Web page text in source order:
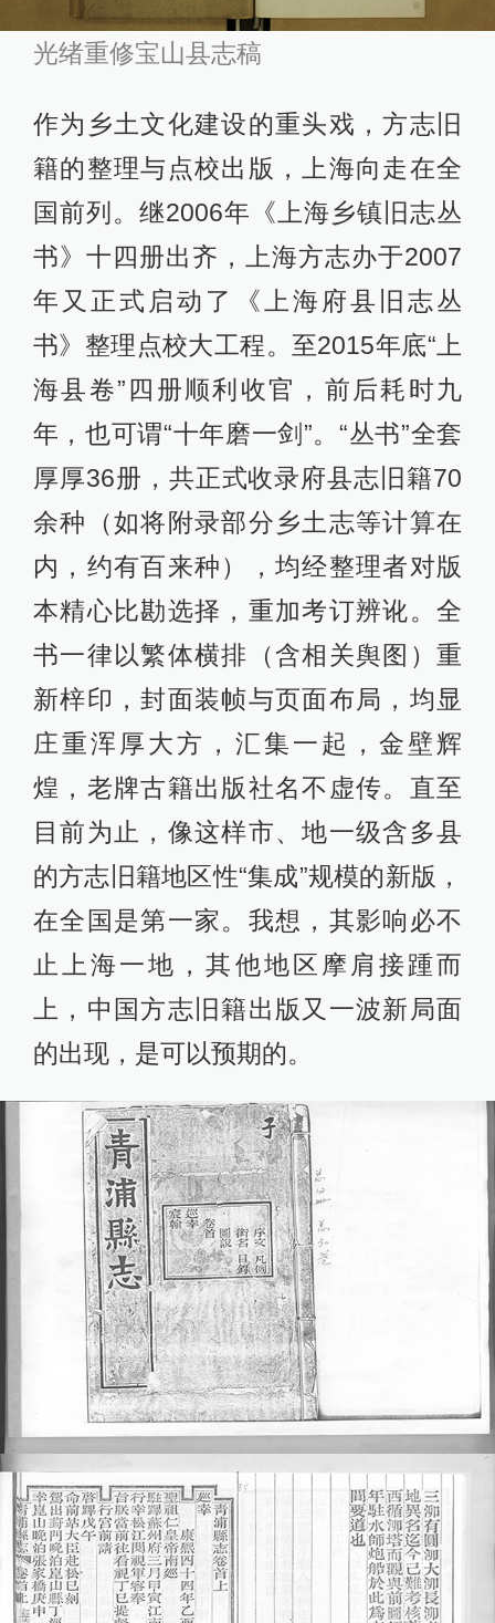
光绪重修宝山县志稿
作为乡土文化建设的重头戏，方志旧
籍的整理与点校出版，上海向走在全
国前列。继2006年《上海乡镇旧志丛
书》十四册出齐，上海方志办于2007
年又正式启动了《上海府县旧志丛
书》整理点校大工程。至2015年底“上
海县卷”四册顺利收官，前后耗时九
年，也可谓“十年磨一剑”。“丛书”全套
厚厚36册，共正式收录府县志旧籍70
余种（如将附录部分乡土志等计算在
内，约有百来种），均经整理者对版
本精心比勘选择，重加考订辨讹。全
书一律以繁体横排（含相关舆图）重
新梓印，封面装帧与页面布局，均显
庄重浑厚大方，汇集一起，金壁辉
煌，老牌古籍出版社名不虚传。直至
目前为止，像这样市、地一级含多县
的方志旧籍地区性“集成”规模的新版，
在全国是第一家。我想，其影响必不
止上海一地，其他地区摩肩接踵而
上，中国方志旧籍出版又一波新局面
的出现，是可以预期的。